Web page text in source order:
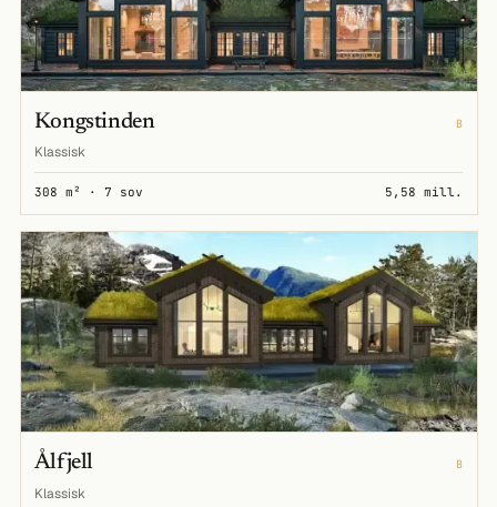
Kongstinden B
Klassisk
308 m² · 7 sov 5,58 mill.
Ålfjell B
Klassisk